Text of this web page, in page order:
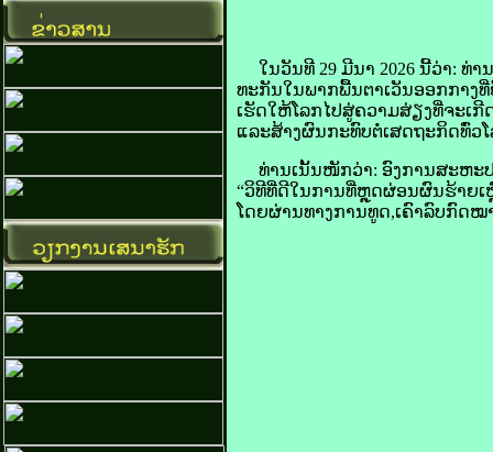
ໃນ​ວັນ​ທີ 29 ມີນາ 2026 ນີ້​ວ່າ: ທ່າ
ທະ​ກັນ​ໃນ​ພາກ​ພື້ນ​ຕາເວັນ​ອອກ​ກາງ​
ເຮັດ​ໃຫ້​ໂລກ​ໄປ​ສູ່​ຄວາມ​ສ່ຽງ​ທີ່​ຈະ​ເ
ແລະ​ສ້າງ​ຜົນ​ກະທົບ​ຕໍ່​ເສດຖະກິດ​ທົ່ວ​ໂ
ທ່ານ​ເນັ້ນ​ໜັກ​ວ່າ: ອົງການ​ສະຫະ​
“ວິທີ​ທີ່​ດີ​ໃນ​ການ​ທີ່​ຫຼຸດຜ່ອນ​ຜົນ​ຮ້າຍ​
ໂດຍ​ຜ່ານ​ທາງ​ການ​ທູດ,ເຄົາລົບ​ກົດ